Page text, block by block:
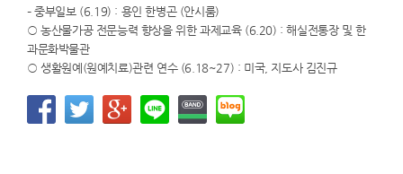
– 중부일보 (6.19) : 용인 한병곤 (안시룸)
○ 농산물가공 전문능력 향상을 위한 과제교육 (6.20) : 해실전통장 및 한
과문화박물관
○ 생활원예(원예치료)관련 연수 (6.18~27) : 미국, 지도사 김진규